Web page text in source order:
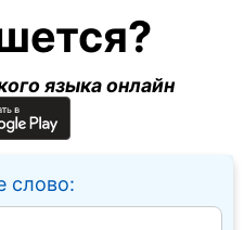
языка онлайн
слово: